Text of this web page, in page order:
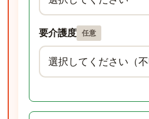
要介護度 任意